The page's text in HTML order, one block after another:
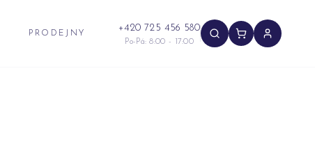
PRODEJNY +420 725 456 580
Po-Pá: 8:00 - 17:00